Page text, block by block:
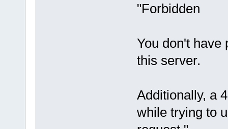
"Forbidden
You don't have
this server.
Additionally, a
while trying to